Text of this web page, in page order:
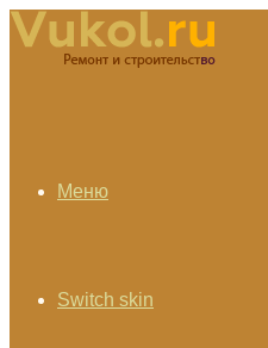
Меню
Switch skin